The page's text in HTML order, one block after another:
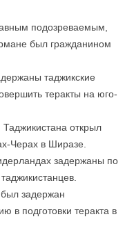
подозреваемым,
был гражданином
таджикские
теракты на юго-
открыл
Черах в Ширазе.
задержаны по
задержан
в подготовки теракта в